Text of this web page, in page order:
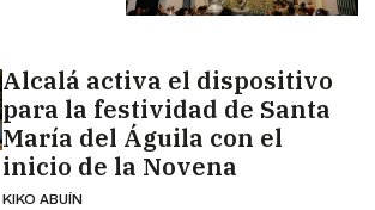
Alcalá activa el dispositivo
para la festividad de Santa
María del Águila con el
inicio de la Novena
KIKO ABUÍN